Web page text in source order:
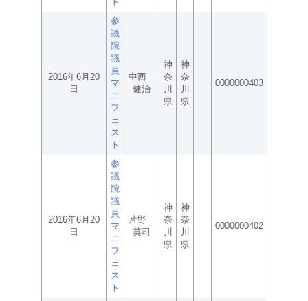
2016年6月20
日
参
議
院
議
員
マ
ニ
フ
ェ
ス
ト
中西
健治
神
奈
川
県
神
奈
川
県
0000000403
2016年6月20
日
参
議
院
議
員
マ
ニ
フ
ェ
ス
ト
片野
英司
神
奈
川
県
神
奈
川
県
0000000402